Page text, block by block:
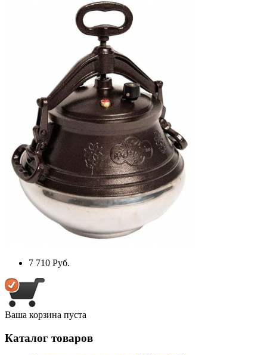
7 710 Руб.
Ваша корзина пуста
Каталог товаров